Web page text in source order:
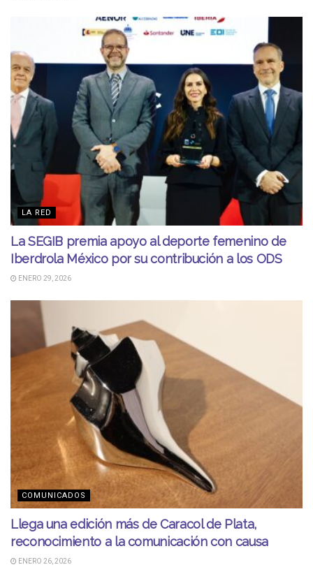
LA RED
La SEGIB premia apoyo al deporte femenino de
Iberdrola México por su contribución a los ODS
ENERO 29, 2026
COMUNICADOS
Llega una edición más de Caracol de Plata,
reconocimiento a la comunicación con causa
ENERO 26, 2026